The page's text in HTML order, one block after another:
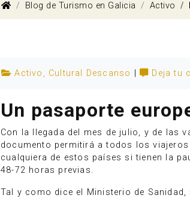
Blog de Turismo en Galicia Activo
Activo , Cultural Descanso | Deja tu
Un pasaporte
Con la llegada del mes de julio, y de las
documento permitirá a todos los
cualquiera de estos países si tienen la
48-72 horas previas.
Tal y como dice el Ministerio de